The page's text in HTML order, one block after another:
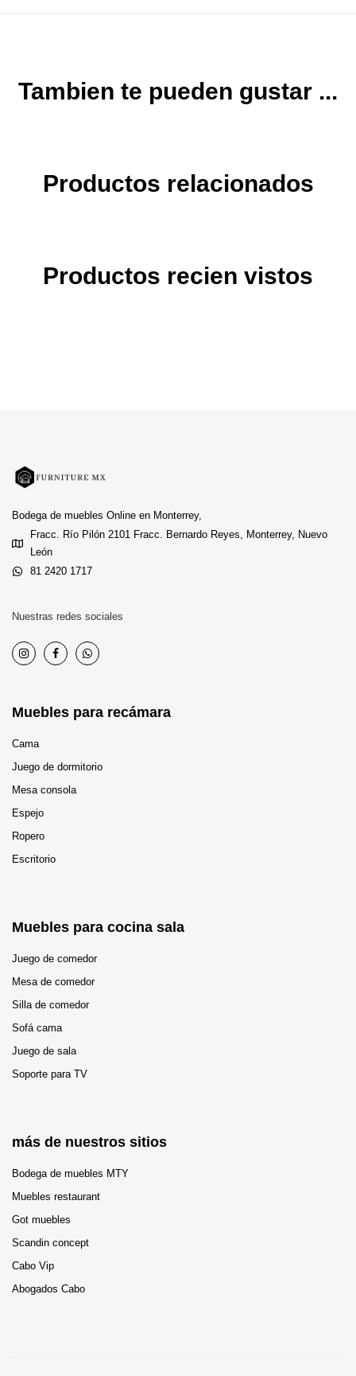
Tambien te pueden gustar ...
Productos relacionados
Productos recien vistos
Bodega de muebles Online en Monterrey,
Fracc. Río Pilón 2101 Fracc. Bernardo Reyes, Monterrey, Nuevo
León
81 2420 1717
Nuestras redes sociales
Muebles para recámara
Cama
Juego de dormitorio
Mesa consola
Espejo
Ropero
Escritorio
Muebles para cocina sala
Juego de comedor
Mesa de comedor
Silla de comedor
Sofá cama
Juego de sala
Soporte para TV
más de nuestros sitios
Bodega de muebles MTY
Muebles restaurant
Got muebles
Scandin concept
Cabo Vip
Abogados Cabo